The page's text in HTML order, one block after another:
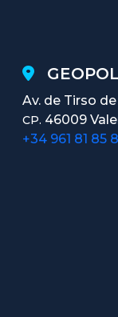
Av. de Tirso
CP. 46009
+34 961 81 85